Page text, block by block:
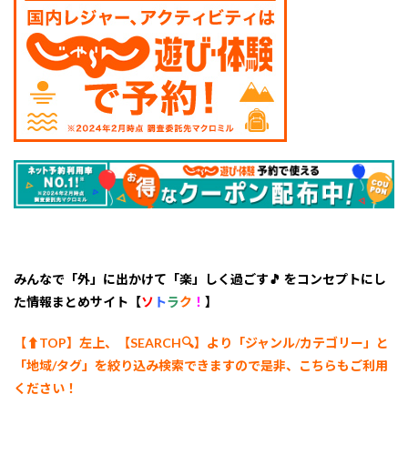
園
6
5.
【能
勢
町】
いち
ご縁
6.
農園
8
【岸
和田
市】
株式
みんなで「外」に出かけて「楽」しく過ごす🎵 をコンセプトにし
た情報まとめサイト【ソ トラク ！ 】
【⬆︎TOP】左上、【SEARCH🔍】より「ジャンル/カテゴリー 」と
「地域/タグ」を絞り込み検索できますので是非、こちらもご利用
ください！